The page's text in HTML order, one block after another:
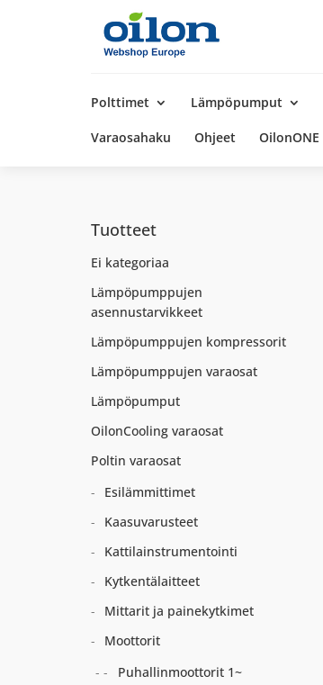
Polttimet Lämpöpumput
Varaosahaku Ohjeet OilonONE
Tuotteet
Ei kategoriaa
Lämpöpumppujen
asennustarvikkeet
Lämpöpumppujen kompressorit
Lämpöpumppujen varaosat
Lämpöpumput
OilonCooling varaosat
Poltin varaosat
Esilämmittimet
Kaasuvarusteet
Kattilainstrumentointi
Kytkentälaitteet
Mittarit ja painekytkimet
Moottorit
Puhallinmoottorit 1~